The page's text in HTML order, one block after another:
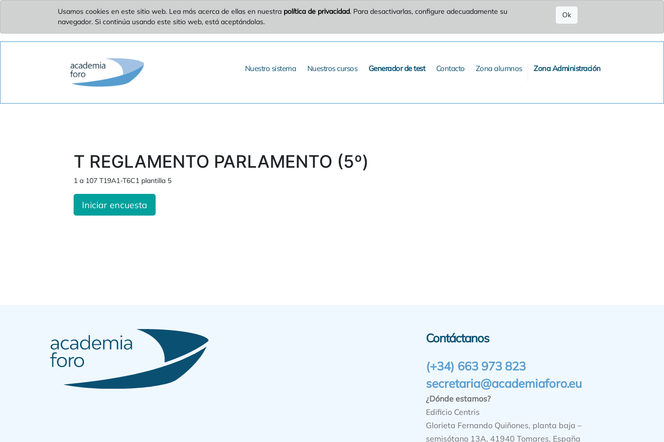
Usamos cookies en este sitio web. Lea más acerca de ellas en nuestra política de privacidad. Para desactivarlas, configure adecuadamente su
navegador. Si continúa usando este sitio web, está aceptándolas.
Ok
Nuestro sistema Nuestros cursos Generador de test Contacto Zona alumnos Zona Administración
T REGLAMENTO PARLAMENTO (5º)
1 a 107 T19A1-T6C1 plantilla 5
Iniciar encuesta
Contáctanos
(+34) 663 973 823
secretaria@academiaforo.eu
¿Dónde estamos?
Edificio Centris
Glorieta Fernando Quiñones, planta baja –
semisótano 13A, 41940 Tomares, España